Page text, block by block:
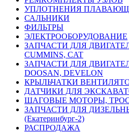
УПЛОТНЕНИЯ
САЛЬНИКИ
ФИЛЬТРЫ
ЭЛЕКТРООБОРУДОВАНИЕ
ЗАПЧАСТИ ДЛЯ
CUMMINS, CAT
ЗАПЧАСТИ ДЛЯ
DOOSAN, DEVELON
КРЫЛЬЧАТКИ
ДАТЧИКИ ДЛЯ
ШАГОВЫЕ МОТОРЫ,
ЗАПЧАСТИ ДЛЯ
(Екатеринбург-2)
РАСПРОДАЖА